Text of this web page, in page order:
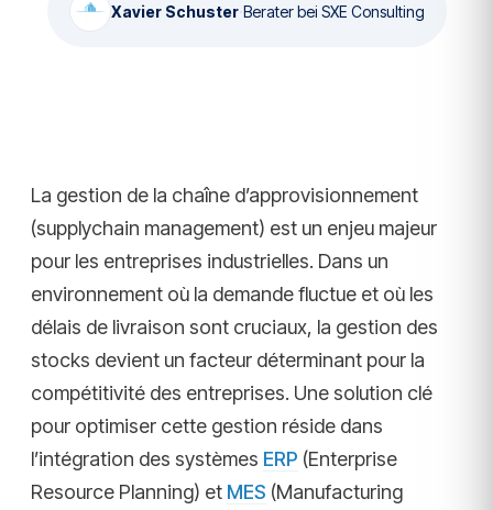
Xavier Schuster· Berater bei SXE Consulting
La gestion de la chaîne d’approvisionnement
(supplychain management) est un enjeu majeur
pour les entreprises industrielles. Dans un
environnement où la demande fluctue et où les
délais de livraison sont cruciaux, la gestion des
stocks devient un facteur déterminant pour la
compétitivité des entreprises. Une solution clé
pour optimiser cette gestion réside dans
l’intégration des systèmes ERP (Enterprise
Resource Planning) et MES (Manufacturing